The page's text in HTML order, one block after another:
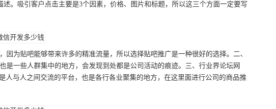
。吸引客户点击主要是3个因素，价格、图片和标题，所以这三个方面一定要写
因为贴吧能够带来许多的精准流量，所以选择贴吧推广是一种很好的选择。二、
一些人群集中的地方，会发现到处都是公司活动的痕迹。三、行业界论坛网
人与人之间交流的平台，也是各行各业聚集的地方，在这里面进行公司的商品推